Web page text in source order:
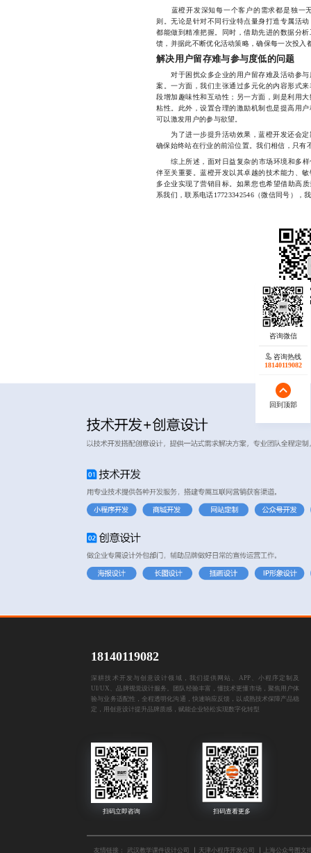
蓝橙开发深知每一个客户的需求都是独一
则。无论是针对不同行业特点量身打造专属活
都能做到精准把握。同时，借助先进的数据分
馈，并据此不断优化活动策略，确保每一次投入
解决用户留存难与参与度低的问题
对于困扰众多企业的用户留存难及活动参与
案。一方面，我们主张通过多元化的内容形式
段增加趣味性和互动性；另一方面，则是利用
粘性。此外，设置合理的激励机制也是提高用
可以激发用户的参与欲望。
为了进一步提升活动效果，蓝橙开发还会定
确保始终站在行业的前沿位置。我们相信，只有
综上所述，面对日益复杂的市场环境和多样
伴至关重要。蓝橙开发以其卓越的技术能力、
多企业实现了营销目标。如果您也希望借助高
系我们，联系电话17723342546（微信同号），
咨询热线
18140119082
回到顶部
18140119082
深耕技术开发与创意设计领域，我们提供网站、APP、小程序定制及
UI/UX、品牌视觉设计服务。团队经验丰富，懂技术更懂市场，聚焦用户体
验与业务适配性，全程透明化沟通，快速响应反馈，以成熟技术保障产品稳
定，用创意设计提升品牌质感，赋能企业轻松实现数字化转型
友情链接： 武汉教学课件设计公司 天津小程序开发公司 上海公众号图文